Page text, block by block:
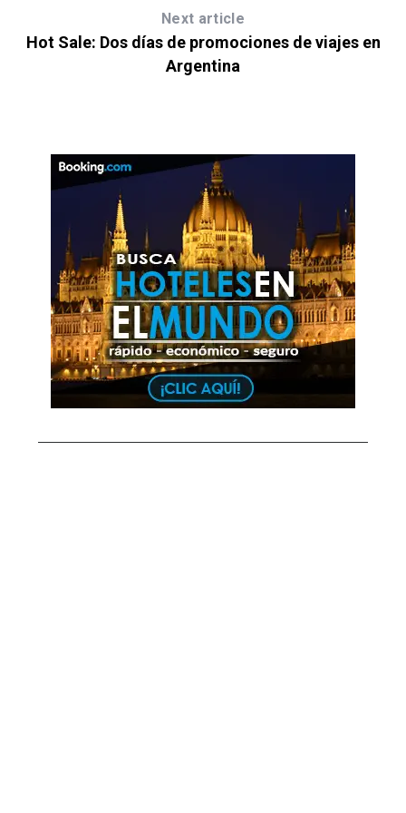
Next article
Hot Sale: Dos días de promociones de viajes en
Argentina